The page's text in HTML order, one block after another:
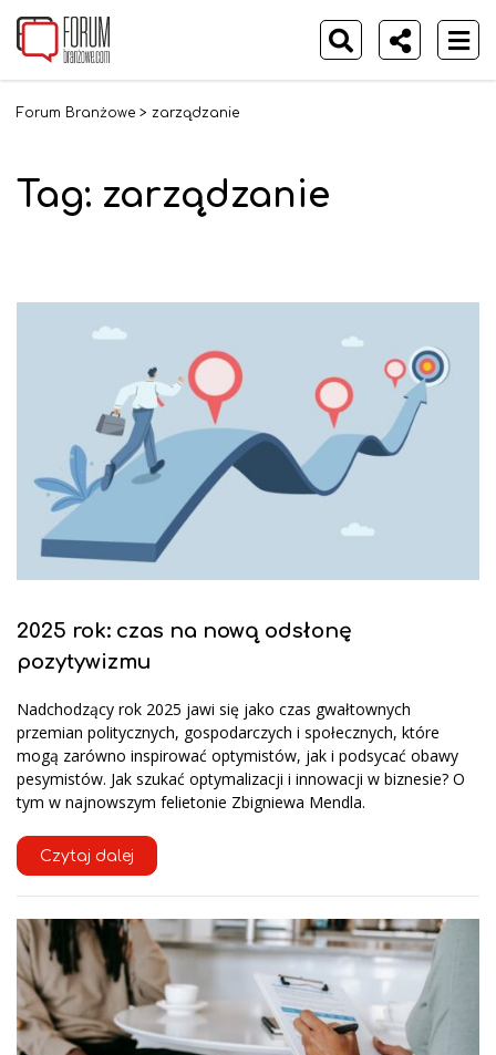
Forum Branżowe > zarządzanie
Tag: zarządzanie
2025 rok: czas na nową odsłonę
pozytywizmu
Nadchodzący rok 2025 jawi się jako czas gwałtownych
przemian politycznych, gospodarczych i społecznych, które
mogą zarówno inspirować optymistów, jak i podsycać obawy
pesymistów. Jak szukać optymalizacji i innowacji w biznesie? O
tym w najnowszym felietonie Zbigniewa Mendla.
Czytaj dalej